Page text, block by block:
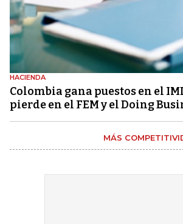
HACIENDA
Colombia gana puestos en el
pierde en el FEM y el Doing
MÁS